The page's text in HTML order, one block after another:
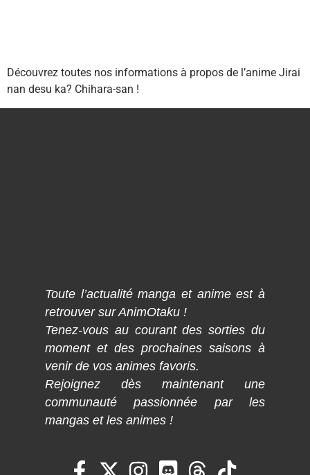
Découvrez toutes nos informations à propos de l’anime Jirai
nan desu ka? Chihara-san !
Toute l’actualité manga et anime est à
retrouver sur AnimOtaku !
Tenez-vous au courant des sorties du
moment et des prochaines saisons à
venir de vos animes favoris.
Rejoignez dès maintenant une
communauté passionnée par les
mangas et les animes !